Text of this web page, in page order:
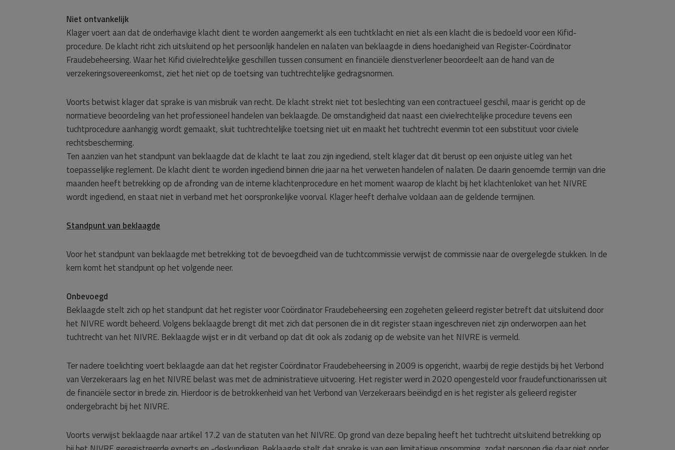
Niet ontvankelijk
Klager voert aan dat de onderhavige klacht dient te worden aangemerkt als een tuchtklacht en niet als een klacht die is bedoeld voor een Kifid-
procedure. De klacht richt zich uitsluitend op het persoonlijk handelen en nalaten van beklaagde in diens hoedanigheid van Register-Coördinator
Fraudebeheersing. Waar het Kifid civielrechtelijke geschillen tussen consument en financiële dienstverlener beoordeelt aan de hand van de
verzekeringsovereenkomst, ziet het niet op de toetsing van tuchtrechtelijke gedragsnormen.
Voorts betwist klager dat sprake is van misbruik van recht. De klacht strekt niet tot beslechting van een contractueel geschil, maar is gericht op de
normatieve beoordeling van het professioneel handelen van beklaagde. De omstandigheid dat naast een civielrechtelijke procedure tevens een
tuchtprocedure aanhangig wordt gemaakt, sluit tuchtrechtelijke toetsing niet uit en maakt het tuchtrecht evenmin tot een substituut voor civiele
rechtsbescherming.
Ten aanzien van het standpunt van beklaagde dat de klacht te laat zou zijn ingediend, stelt klager dat dit berust op een onjuiste uitleg van het
toepasselijke reglement. De klacht dient te worden ingediend binnen drie jaar na het verweten handelen of nalaten. De daarin genoemde termijn van drie
maanden heeft betrekking op de afronding van de interne klachtenprocedure en het moment waarop de klacht bij het klachtenloket van het NIVRE
wordt ingediend, en staat niet in verband met het oorspronkelijke voorval. Klager heeft derhalve voldaan aan de geldende termijnen.
Standpunt van beklaagde
Voor het standpunt van beklaagde met betrekking tot de bevoegdheid van de tuchtcommissie verwijst de commissie naar de overgelegde stukken. In de
kern komt het standpunt op het volgende neer.
Onbevoegd
Beklaagde stelt zich op het standpunt dat het register voor Coördinator Fraudebeheersing een zogeheten gelieerd register betreft dat uitsluitend door
het NIVRE wordt beheerd. Volgens beklaagde brengt dit met zich dat personen die in dit register staan ingeschreven niet zijn onderworpen aan het
tuchtrecht van het NIVRE. Beklaagde wijst er in dit verband op dat dit ook als zodanig op de website van het NIVRE is vermeld.
Ter nadere toelichting voert beklaagde aan dat het register Coördinator Fraudebeheersing in 2009 is opgericht, waarbij de regie destijds bij het Verbond
van Verzekeraars lag en het NIVRE belast was met de administratieve uitvoering. Het register werd in 2020 opengesteld voor fraudefunctionarissen uit
de financiële sector in brede zin. Hierdoor is de betrokkenheid van het Verbond van Verzekeraars beëindigd en is het register als gelieerd register
ondergebracht bij het NIVRE.
Voorts verwijst beklaagde naar artikel 17.2 van de statuten van het NIVRE. Op grond van deze bepaling heeft het tuchtrecht uitsluitend betrekking op